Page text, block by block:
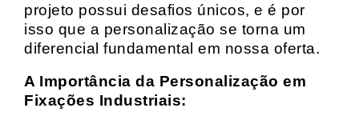
projeto possui desafios únicos, e é por
isso que a personalização se torna um
diferencial fundamental em nossa oferta.
A Importância da Personalização em
Fixações Industriais: